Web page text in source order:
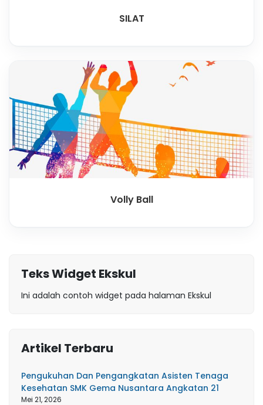
SILAT
Volly Ball
Teks Widget Ekskul
Ini adalah contoh widget pada halaman Ekskul
Artikel Terbaru
Pengukuhan Dan Pengangkatan Asisten Tenaga
Kesehatan SMK Gema Nusantara Angkatan 21
Mei 21, 2026